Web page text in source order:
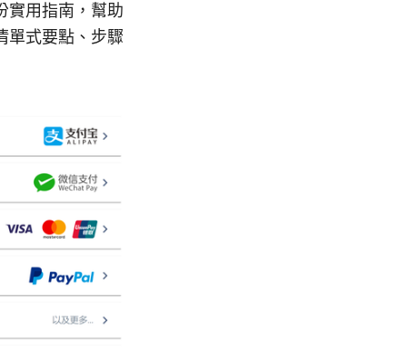
實用指南，幫助
單式要點、步驟